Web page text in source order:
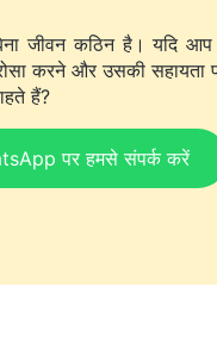
जीवन कठिन है। यदि
करने और उसकी सहायता
हैं?
पर हमसे संपर्क करें